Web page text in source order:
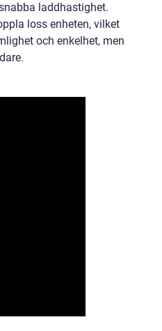
laddhastighet.
loss enheten, vilket
och enkelhet, men